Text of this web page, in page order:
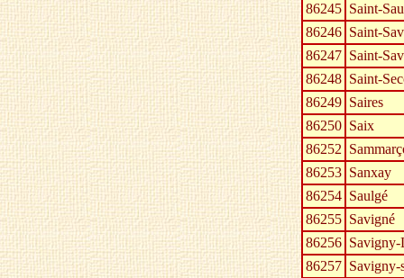
86245 Saint-
86246 Saint-
86247 Saint-
86248 Saint-
86249 Saires
86250 Saix
86252
86253 Sanxay
86254 Saulgé
86255 Savigné
86256 Savigny-
86257 Savigny-